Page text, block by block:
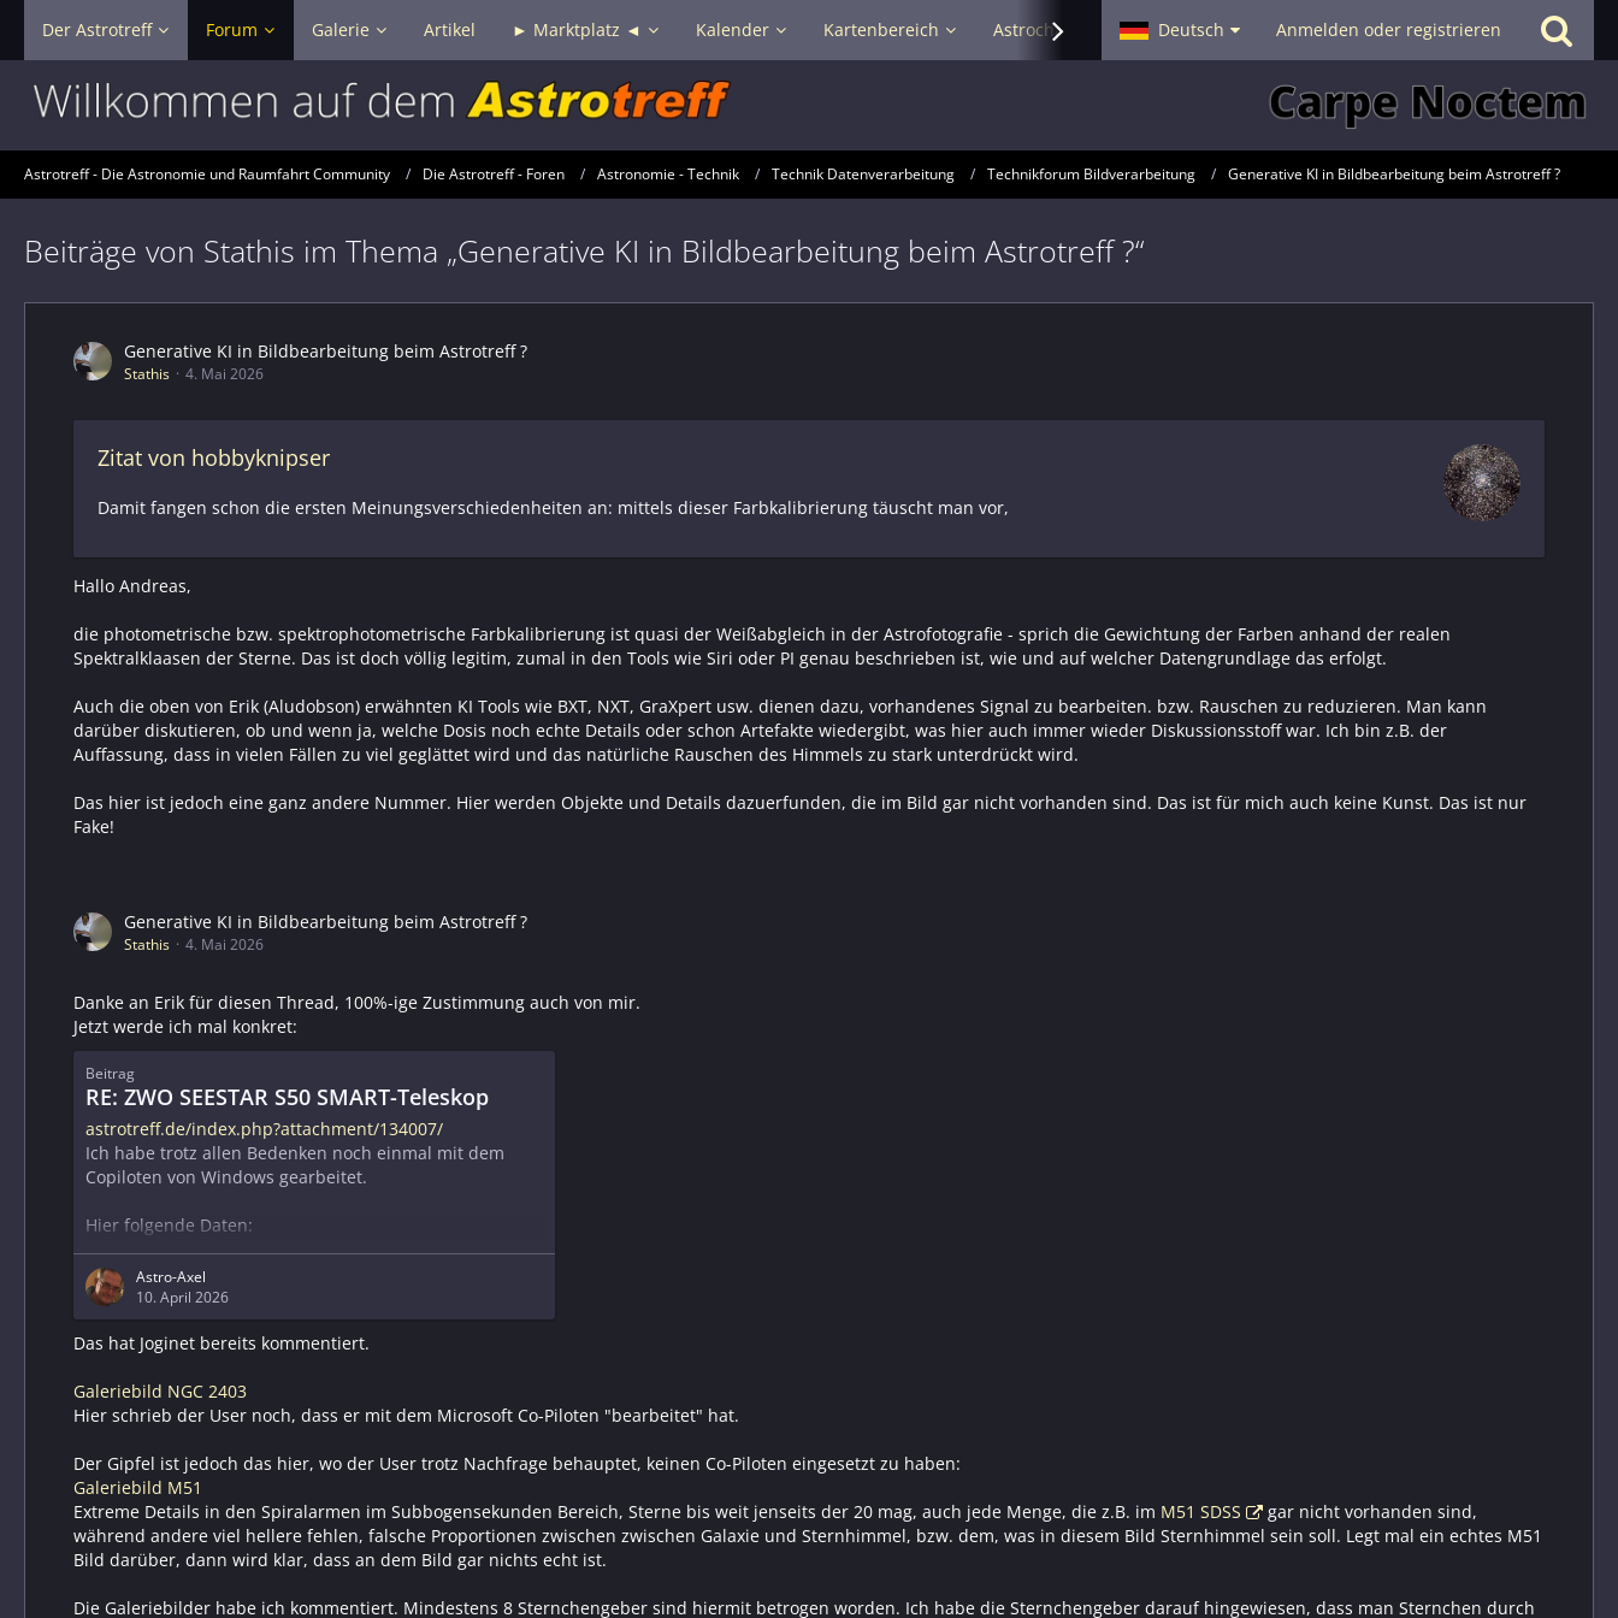
Der Astrotreff Forum Galerie Artikel ► Marktplatz ◄ Kalender Kartenbereich Astrochat - Smalltalk Hilfe
Deutsch Anmelden oder registrieren
Astrotreff - Die Astronomie und Raumfahrt Community Die Astrotreff - Foren Astronomie - Technik Technik Datenverarbeitung Technikforum Bildverarbeitung Generative KI in Bildbearbeitung beim Astrotreff ?
Beiträge von Stathis im Thema „Generative KI in Bildbearbeitung beim Astrotreff ?“
Generative KI in Bildbearbeitung beim Astrotreff ?
Stathis 4. Mai 2026
Zitat von hobbyknipser
Damit fangen schon die ersten Meinungsverschiedenheiten an: mittels dieser Farbkalibrierung täuscht man vor,
Hallo Andreas,
die photometrische bzw. spektrophotometrische Farbkalibrierung ist quasi der Weißabgleich in der Astrofotografie - sprich die Gewichtung der Farben anhand der realen
Spektralklaasen der Sterne. Das ist doch völlig legitim, zumal in den Tools wie Siri oder PI genau beschrieben ist, wie und auf welcher Datengrundlage das erfolgt.
Auch die oben von Erik (Aludobson) erwähnten KI Tools wie BXT, NXT, GraXpert usw. dienen dazu, vorhandenes Signal zu bearbeiten. bzw. Rauschen zu reduzieren. Man kann
darüber diskutieren, ob und wenn ja, welche Dosis noch echte Details oder schon Artefakte wiedergibt, was hier auch immer wieder Diskussionsstoff war. Ich bin z.B. der
Auffassung, dass in vielen Fällen zu viel geglättet wird und das natürliche Rauschen des Himmels zu stark unterdrückt wird.
Das hier ist jedoch eine ganz andere Nummer. Hier werden Objekte und Details dazuerfunden, die im Bild gar nicht vorhanden sind. Das ist für mich auch keine Kunst. Das ist nur
Fake!
Generative KI in Bildbearbeitung beim Astrotreff ?
Stathis 4. Mai 2026
Danke an Erik für diesen Thread, 100%-ige Zustimmung auch von mir.
Jetzt werde ich mal konkret:
Beitrag
RE: ZWO SEESTAR S50 SMART-Teleskop
astrotreff.de/index.php?attachment/134007/
Ich habe trotz allen Bedenken noch einmal mit dem
Copiloten von Windows gearbeitet.
Hier folgende Daten:
- 3oo Aufnahmen mit 10 Sekunden.
- In Siril gestackt und gleich alles linear als 24 Bit
augegeben.
- im Copiloten mit folgenden Eingaben als 1 Script das
- Keine Hinzufügung von daten aus dem Internet
arbeiten
- Gradienten Bearbeitung
- astronomische Farbkalibrierung
- dezenter Stretch
-…
Astro-Axel
10. April 2026
Das hat Joginet bereits kommentiert.
Galeriebild NGC 2403
Hier schrieb der User noch, dass er mit dem Microsoft Co-Piloten "bearbeitet" hat.
Der Gipfel ist jedoch das hier, wo der User trotz Nachfrage behauptet, keinen Co-Piloten eingesetzt zu haben:
Galeriebild M51
Extreme Details in den Spiralarmen im Subbogensekunden Bereich, Sterne bis weit jenseits der 20 mag, auch jede Menge, die z.B. im M51 SDSS
gar nicht vorhanden sind,
während andere viel hellere fehlen, falsche Proportionen zwischen zwischen Galaxie und Sternhimmel, bzw. dem, was in diesem Bild Sternhimmel sein soll. Legt mal ein echtes M51
Bild darüber, dann wird klar, dass an dem Bild gar nichts echt ist.
Die Galeriebilder habe ich kommentiert. Mindestens 8 Sternchengeber sind hiermit betrogen worden. Ich habe die Sternchengeber darauf hingewiesen, dass man Sternchen durch